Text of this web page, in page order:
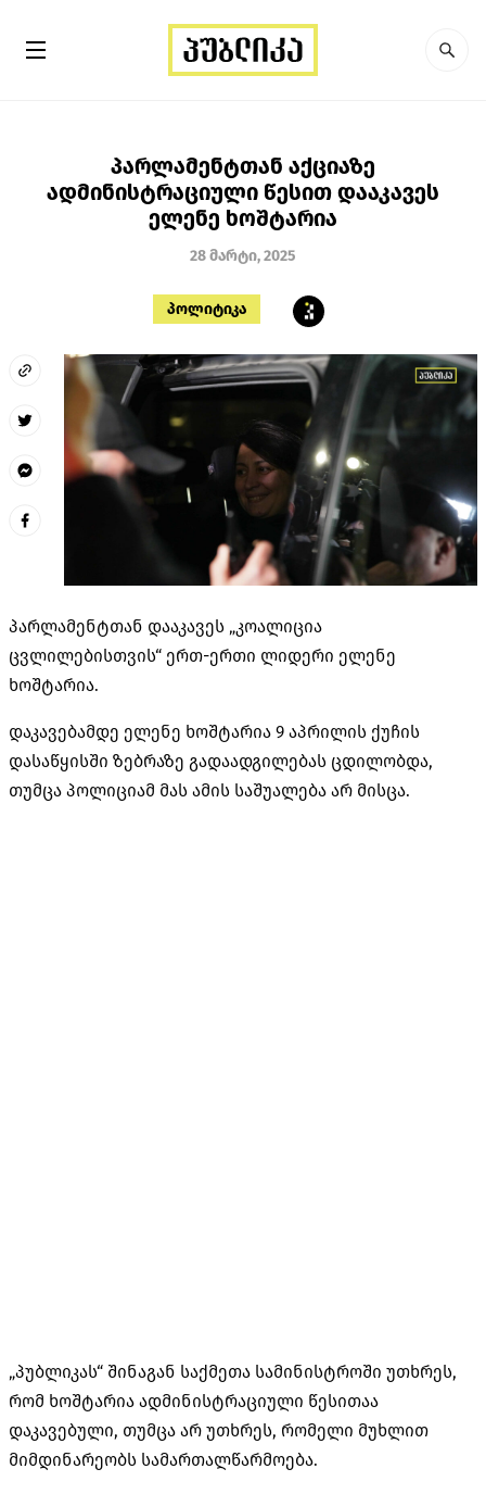
პარლამენტთან აქციაზე
ადმინისტრაციული წესით დააკავეს
ელენე ხოშტარია
28 მარტი, 2025
პოლიტიკა
პარლამენტთან დააკავეს „კოალიცია
ცვლილებისთვის“ ერთ-ერთი ლიდერი ელენე
ხოშტარია.
დაკავებამდე ელენე ხოშტარია 9 აპრილის ქუჩის
დასაწყისში ზებრაზე გადაადგილებას ცდილობდა,
თუმცა პოლიციამ მას ამის საშუალება არ მისცა.
„პუბლიკას“ შინაგან საქმეთა სამინისტროში უთხრეს,
რომ ხოშტარია ადმინისტრაციული წესითაა
დაკავებული, თუმცა არ უთხრეს, რომელი მუხლით
მიმდინარეობს სამართალწარმოება.